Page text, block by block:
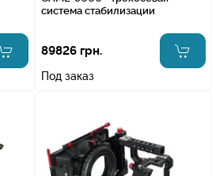
система стабилизации
89826 грн.
Под заказ